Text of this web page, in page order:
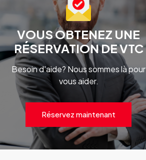
VOUS OBTENEZ UNE
RÉSERVATION DE VTC
Besoin d'aide? Nous sommes là pour
vous aider.
Réservez maintenant